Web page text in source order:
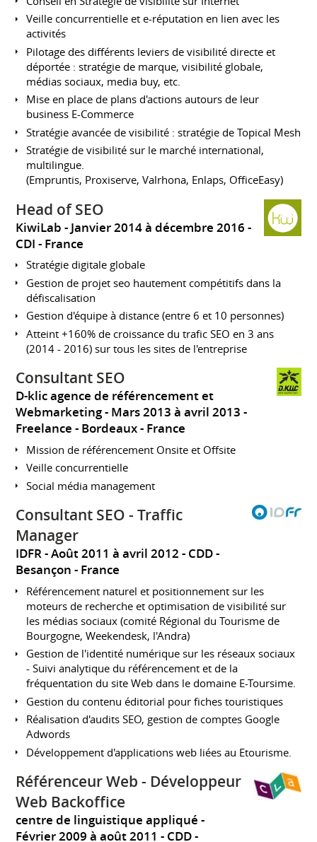
Veille concurrentielle et e-réputation en lien avec les
activités
Pilotage des différents leviers de visibilité directe et
déportée : stratégie de marque, visibilité globale,
médias sociaux, media buy, etc.
Mise en place de plans d'actions autours de leur
business E-Commerce
Stratégie avancée de visibilité : stratégie de Topical Mesh
Stratégie de visibilité sur le marché international,
multilingue.
(Empruntis, Proxiserve, Valrhona, Enlaps, OfficeEasy)
Head of SEO
KiwiLab
Janvier 2014 à décembre 2016
CDI
France
Stratégie digitale globale
Gestion de projet seo hautement compétitifs dans la
défiscalisation
Gestion d'équipe à distance (entre 6 et 10 personnes)
Atteint +160% de croissance du trafic SEO en 3 ans
(2014 - 2016) sur tous les sites de l'entreprise
Consultant SEO
D-klic agence de référencement et
Webmarketing
Mars 2013 à avril 2013
Freelance
Bordeaux France
Mission de référencement Onsite et Offsite
Veille concurrentielle
Social média management
Consultant SEO - Traffic
Manager
IDFR Août 2011 à avril 2012 CDD
Besançon
France
Référencement naturel et positionnement sur les
moteurs de recherche et optimisation de visibilité sur
les médias sociaux (comité Régional du Tourisme de
Bourgogne, Weekendesk, l'Andra)
Gestion de l'identité numérique sur les réseaux sociaux
- Suivi analytique du référencement et de la
fréquentation du site Web dans le domaine E-Toursime.
Gestion du contenu éditorial pour fiches touristiques
Réalisation d'audits SEO, gestion de comptes Google
Adwords
Développement d'applications web liées au Etourisme.
Référenceur Web - Développeur
Web Backoffice
centre de linguistique appliqué
Février 2009 à août 2011 CDD